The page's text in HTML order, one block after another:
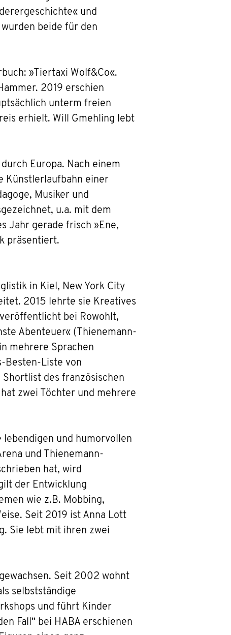
und
beide für den
»Tiertaxi Wolf&Co«.
2019 erschien
unterm freien
erhielt. Will Gmehling lebt
Europa. Nach einem
Künstlerlaufbahn einer
Musiker und
u.a. mit dem
Jahr gerade frisch »Ene,
präsentiert.
in Kiel, New York City
2015 lehrte sie Kreatives
bei Rowohlt,
Abenteuer« (Thienemann-
mehrere Sprachen
Besten-Liste von
Shortlist des französischen
zwei Töchter und mehrere
und humorvollen
und Thienemann-
hat, wird
der Entwicklung
wie z.B. Mobbing,
Seit 2019 ist Anna Lott
Sie lebt mit ihren zwei
Seit 2002 wohnt
selbstständige
und führt Kinder
Fall“ bei HABA erschienen